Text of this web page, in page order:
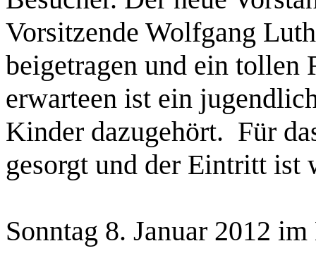
Vorsitzende Wolfgang
beigetragen und ein tollen
erwarteen ist ein
Kinder dazugehört. Für
gesorgt und der Eintritt
Sonntag 8. Januar 2012